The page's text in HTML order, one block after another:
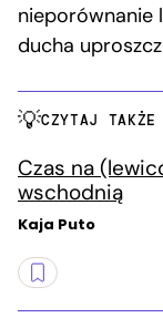
nieporównanie
ducha
CZYTAJ TAKŻE
Czas na
wschodnią
Kaja Puto